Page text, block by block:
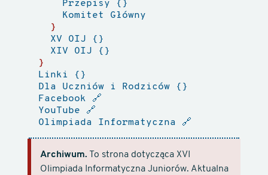
Przepisy
Komitet Główny
XV OIJ
XIV OIJ
Linki
Dla Uczniów i Rodziców
Facebook 🔗
YouTube 🔗
Olimpiada Informatyczna
🔗
Archiwum. To strona dotycząca XVI
Olimpiada Informatyczna Juniorów. Aktualna